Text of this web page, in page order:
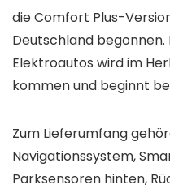
die Comfort Plus-
Deutschland begonnen.
Elektroautos wird im
kommen und beginnt bei
Zum Lieferumfang
Navigationssystem,
Parksensoren hinten,